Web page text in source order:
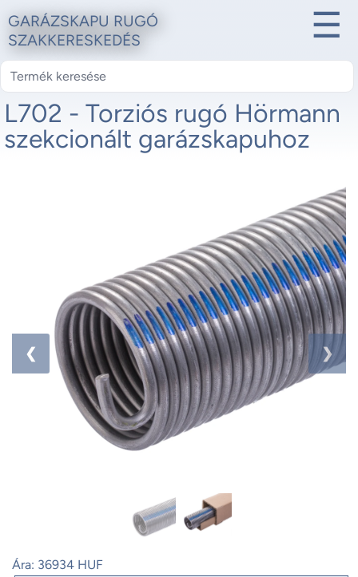
GARÁZSKAPU RUGÓ
SZAKKERESKEDÉS
☰
L702 - Torziós rugó Hörmann
szekcionált garázskapuhoz
❮ ❯
Ára: 36934 HUF